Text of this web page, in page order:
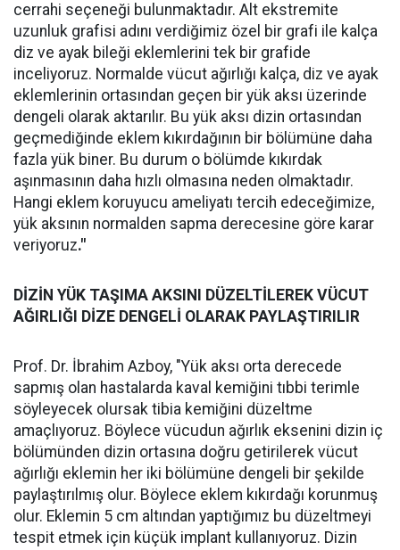
cerrahi seçeneği bulunmaktadır. Alt ekstremite
uzunluk grafisi adını verdiğimiz özel bir grafi ile kalça
diz ve ayak bileği eklemlerini tek bir grafide
inceliyoruz. Normalde vücut ağırlığı kalça, diz ve ayak
eklemlerinin ortasından geçen bir yük aksı üzerinde
dengeli olarak aktarılır. Bu yük aksı dizin ortasından
geçmediğinde eklem kıkırdağının bir bölümüne daha
fazla yük biner. Bu durum o bölümde kıkırdak
aşınmasının daha hızlı olmasına neden olmaktadır.
Hangi eklem koruyucu ameliyatı tercih edeceğimize,
yük aksının normalden sapma derecesine göre karar
veriyoruz."
DİZİN YÜK TAŞIMA AKSINI DÜZELTİLEREK VÜCUT
AĞIRLIĞI DİZE DENGELİ OLARAK PAYLAŞTIRILIR
Prof. Dr. İbrahim Azboy, "Yük aksı orta derecede
sapmış olan hastalarda kaval kemiğini tıbbi terimle
söyleyecek olursak tibia kemiğini düzeltme
amaçlıyoruz. Böylece vücudun ağırlık eksenini dizin iç
bölümünden dizin ortasına doğru getirilerek vücut
ağırlığı eklemin her iki bölümüne dengeli bir şekilde
paylaştırılmış olur. Böylece eklem kıkırdağı korunmuş
olur. Eklemin 5 cm altından yaptığımız bu düzeltmeyi
tespit etmek için küçük implant kullanıyoruz. Dizin